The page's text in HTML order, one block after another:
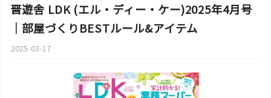
晋遊舎 LDK (エル・ディー・ケー)2025年4月号
｜部屋づくりBESTルール&アイテム
2025-03-17